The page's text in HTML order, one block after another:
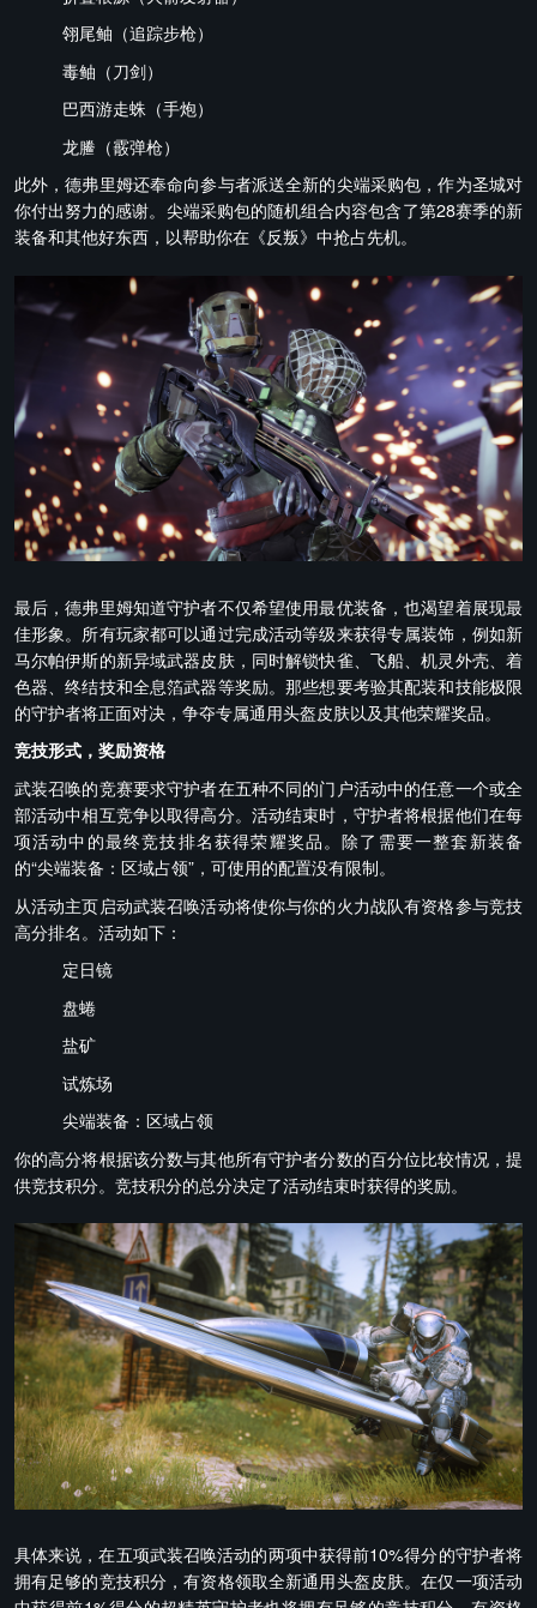
翎尾鲉（追踪步枪）
毒鲉（刀剑）
巴西游走蛛（手炮）
龙䲢（霰弹枪）
此外，德弗里姆还奉命向参与者派送全新的尖端采购包，作为圣城对
你付出努力的感谢。尖端采购包的随机组合内容包含了第28赛季的新
装备和其他好东西，以帮助你在《反叛》中抢占先机。
最后，德弗里姆知道守护者不仅希望使用最优装备，也渴望着展现最
佳形象。所有玩家都可以通过完成活动等级来获得专属装饰，例如新
马尔帕伊斯的新异域武器皮肤，同时解锁快雀、飞船、机灵外壳、着
色器、终结技和全息箔武器等奖励。那些想要考验其配装和技能极限
的守护者将正面对决，争夺专属通用头盔皮肤以及其他荣耀奖品。
竞技形式，奖励资格
武装召唤的竞赛要求守护者在五种不同的门户活动中的任意一个或全
部活动中相互竞争以取得高分。活动结束时，守护者将根据他们在每
项活动中的最终竞技排名获得荣耀奖品。除了需要一整套新装备
的“尖端装备：区域占领”，可使用的配置没有限制。
从活动主页启动武装召唤活动将使你与你的火力战队有资格参与竞技
高分排名。活动如下：
定日镜
盘蜷
盐矿
试炼场
尖端装备：区域占领
你的高分将根据该分数与其他所有守护者分数的百分位比较情况，提
供竞技积分。竞技积分的总分决定了活动结束时获得的奖励。
具体来说，在五项武装召唤活动的两项中获得前10%得分的守护者将
拥有足够的竞技积分，有资格领取全新通用头盔皮肤。在仅一项活动